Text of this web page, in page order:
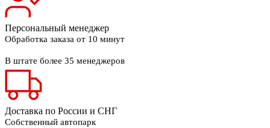
Персональный менеджер
Обработка заказа от 10 минут
В штате более 35 менеджеров
Доставка по России и СНГ
Собственный автопарк